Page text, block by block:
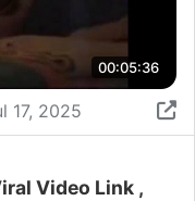
00:05:36
17, 2025
Video Link ,